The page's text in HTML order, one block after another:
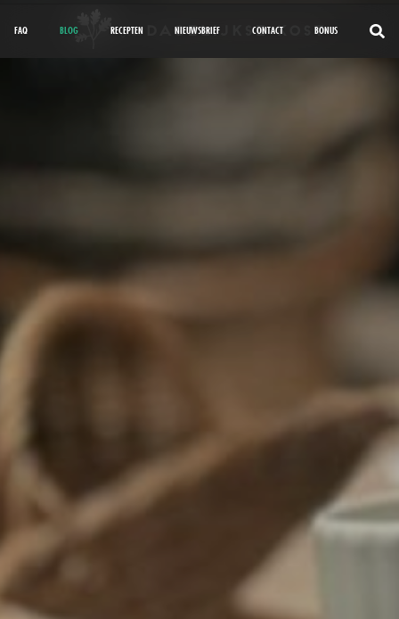
FAQ BLOG RECEPTEN NIEUWSBRIEF CONTACT BONUS